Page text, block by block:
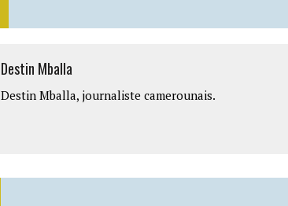
Destin Mballa
Destin Mballa, journaliste camerounais.